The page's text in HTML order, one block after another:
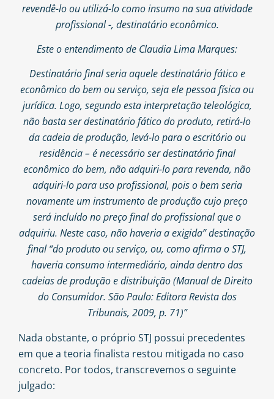
revendê-lo ou utilizá-lo como insumo na sua atividade
profissional -, destinatário econômico.
Este o entendimento de Claudia Lima Marques:
Destinatário final seria aquele destinatário fático e
econômico do bem ou serviço, seja ele pessoa física ou
jurídica. Logo, segundo esta interpretação teleológica,
não basta ser destinatário fático do produto, retirá-lo
da cadeia de produção, levá-lo para o escritório ou
residência – é necessário ser destinatário final
econômico do bem, não adquiri-lo para revenda, não
adquiri-lo para uso profissional, pois o bem seria
novamente um instrumento de produção cujo preço
será incluído no preço final do profissional que o
adquiriu. Neste caso, não haveria a exigida” destinação
final “do produto ou serviço, ou, como afirma o STJ,
haveria consumo intermediário, ainda dentro das
cadeias de produção e distribuição (Manual de Direito
do Consumidor. São Paulo: Editora Revista dos
Tribunais, 2009, p. 71)”
Nada obstante, o próprio STJ possui precedentes
em que a teoria finalista restou mitigada no caso
concreto. Por todos, transcrevemos o seguinte
julgado: